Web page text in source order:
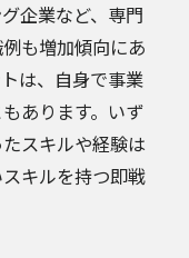
企業など、専門
も増加傾向にあ
は、自身で事業
あります。いず
スキルや経験は
キルを持つ即戦